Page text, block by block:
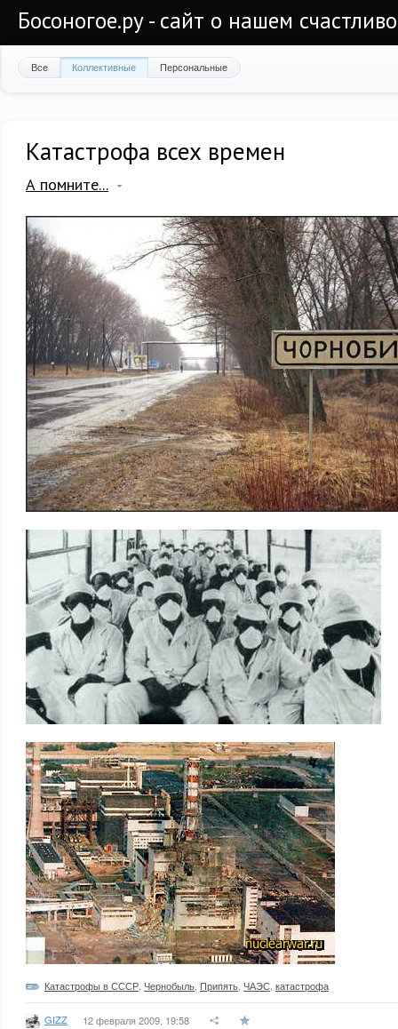
Босоногое.ру - сайт о нашем
Все Коллективные Персональные
Катастрофа всех времен
А помните...
Катастрофы в СССР Чернобыль Припять ЧАЭС катастрофа
GIZZ 12 февраля 2009, 19:58